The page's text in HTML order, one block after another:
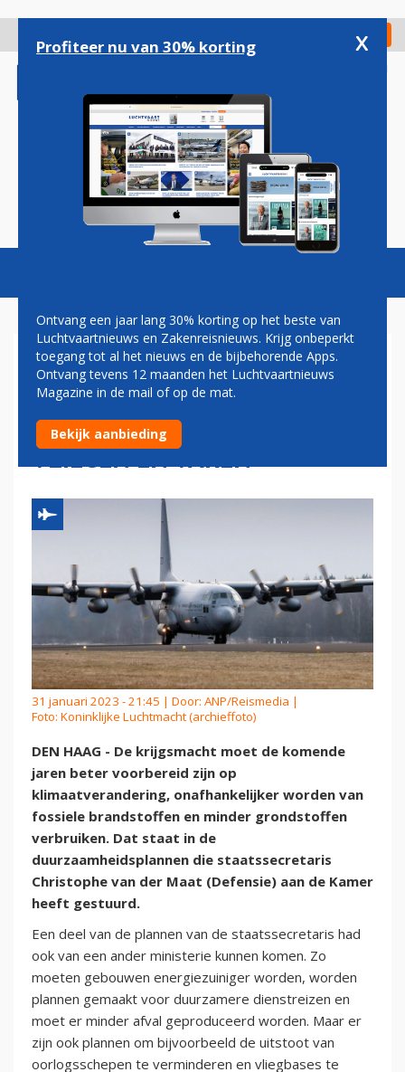
gaan
Check in
Magazine Podcasts Vacatures
NEDERLANDSE KRIJGSMACHT
MOET GROENER WORDEN,
INCLUSIEF DUURZAMER
VLIEGEN EN VAREN
31 januari 2023 - 21:45 | Door: ANP/Reismedia |
Foto: Koninklijke Luchtmacht (archieffoto)
DEN HAAG - De krijgsmacht moet de komende
jaren beter voorbereid zijn op
klimaatverandering, onafhankelijker worden van
fossiele brandstoffen en minder grondstoffen
verbruiken. Dat staat in de
duurzaamheidsplannen die staatssecretaris
Christophe van der Maat (Defensie) aan de Kamer
heeft gestuurd.
Een deel van de plannen van de staatssecretaris had
ook van een ander ministerie kunnen komen. Zo
moeten gebouwen energiezuiniger worden, worden
plannen gemaakt voor duurzamere dienstreizen en
moet er minder afval geproduceerd worden. Maar er
zijn ook plannen om bijvoorbeeld de uitstoot van
oorlogsschepen te verminderen en vliegbases te
Profiteer nu van 30% korting x
Ontvang een jaar lang 30% korting op het beste van
Luchtvaartnieuws en Zakenreisnieuws. Krijg onbeperkt
toegang tot al het nieuws en de bijbehorende Apps.
Ontvang tevens 12 maanden het Luchtvaartnieuws
Magazine in de mail of op de mat.
Bekijk aanbieding